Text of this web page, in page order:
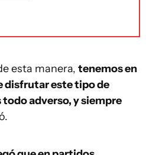
esta manera, tenemos en
disfrutar este tipo de
adverso, y siempre